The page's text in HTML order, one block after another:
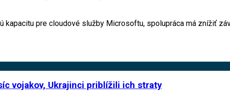
kapacitu pre cloudové služby Microsoftu, spolupráca má znížiť
vojakov, Ukrajinci priblížili ich straty